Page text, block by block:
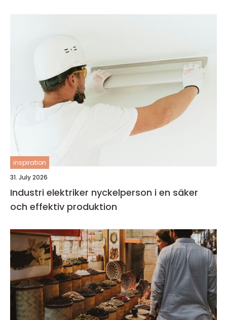
inspiration
31. July 2026
Industri elektriker nyckelperson i en säker
och effektiv produktion